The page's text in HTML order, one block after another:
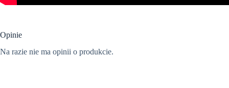
Opinie
Na razie nie ma opinii o produkcie.